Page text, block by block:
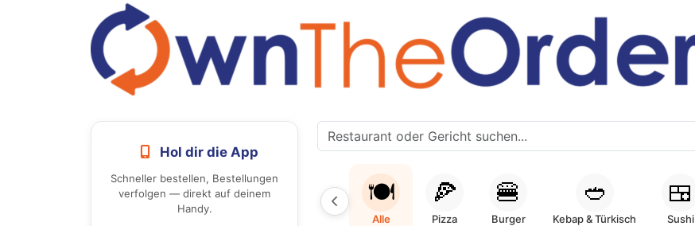
Hol dir die App
Schneller bestellen, Bestellungen
verfolgen — direkt auf deinem
Handy.
🍽️
Alle
🍕
Pizza
🍔
Burger
🥙
Kebap & Türkisch
🍱
Sushi